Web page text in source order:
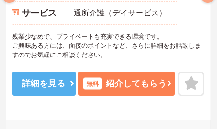
サービス 通所介護（デイサービス）
残業少なめで、プライベートも充実できる環境です。
ご興味ある方には、面接のポイントなど、さらに詳細をお話致しま
すのでお気軽にご相談ください。
詳細を見る 無料 紹介してもらう